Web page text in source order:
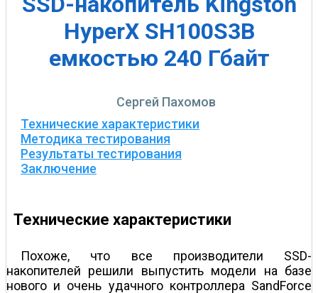
HyperX SH100S3B
емкостью 240 Гбайт
Сергей Пахомов
Технические характеристики
Методика тестирования
Результаты тестирования
Заключение
Технические характеристики
Похоже, что все производители SSD-
накопителей решили выпустить модели на базе
нового и очень удачного контроллера SandForce